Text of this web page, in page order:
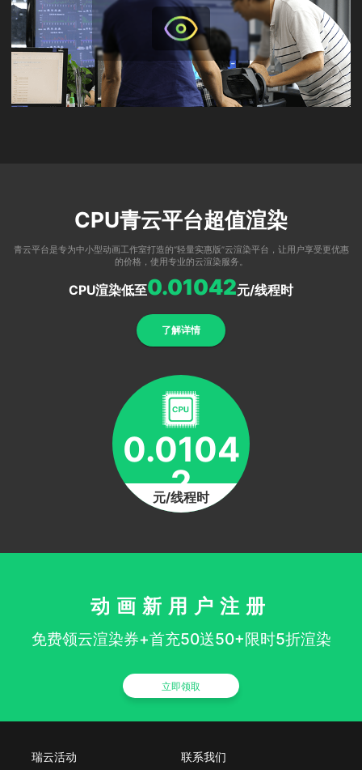
CPU青云平台超值渲染
青云平台是专为中小型动画工作室打造的“轻量实惠版”云渲染平台，让用户享受更优惠
的价格，使用专业的云渲染服务。
CPU渲染低至0.01042元/线程时
了解详情
0.0104
2
元/线程时
动画新用户注册
免费领云渲染券+首充50送50+限时5折渲染
立即领取
瑞云活动 联系我们